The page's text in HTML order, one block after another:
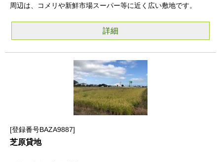
周辺は、コメリや新鮮市場スーパー等に近く広い敷地です。
詳細
登録番号BAZA9887
芝原貸地